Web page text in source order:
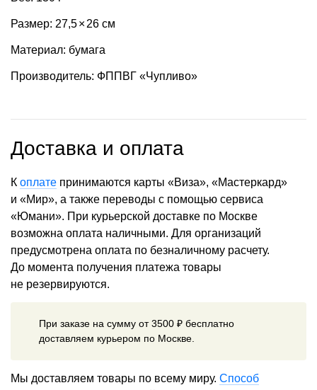
Размер: 27,5× 26 см
Материал: бумага
Производитель: ФППВГ «Чупливо»
Доставка и оплата
К оплате принимаются карты «Виза», «Мастеркард»
и «Мир», а также переводы с помощью сервиса
«Юмани». При курьерской доставке по Москве
возможна оплата наличными. Для организаций
предусмотрена оплата по безналичному расчету.
До момента получения платежа товары
не резервируются.
При заказе на сумму от 3500 ₽ бесплатно
доставляем курьером по Москве.
Мы доставляем товары по всему миру. Способ